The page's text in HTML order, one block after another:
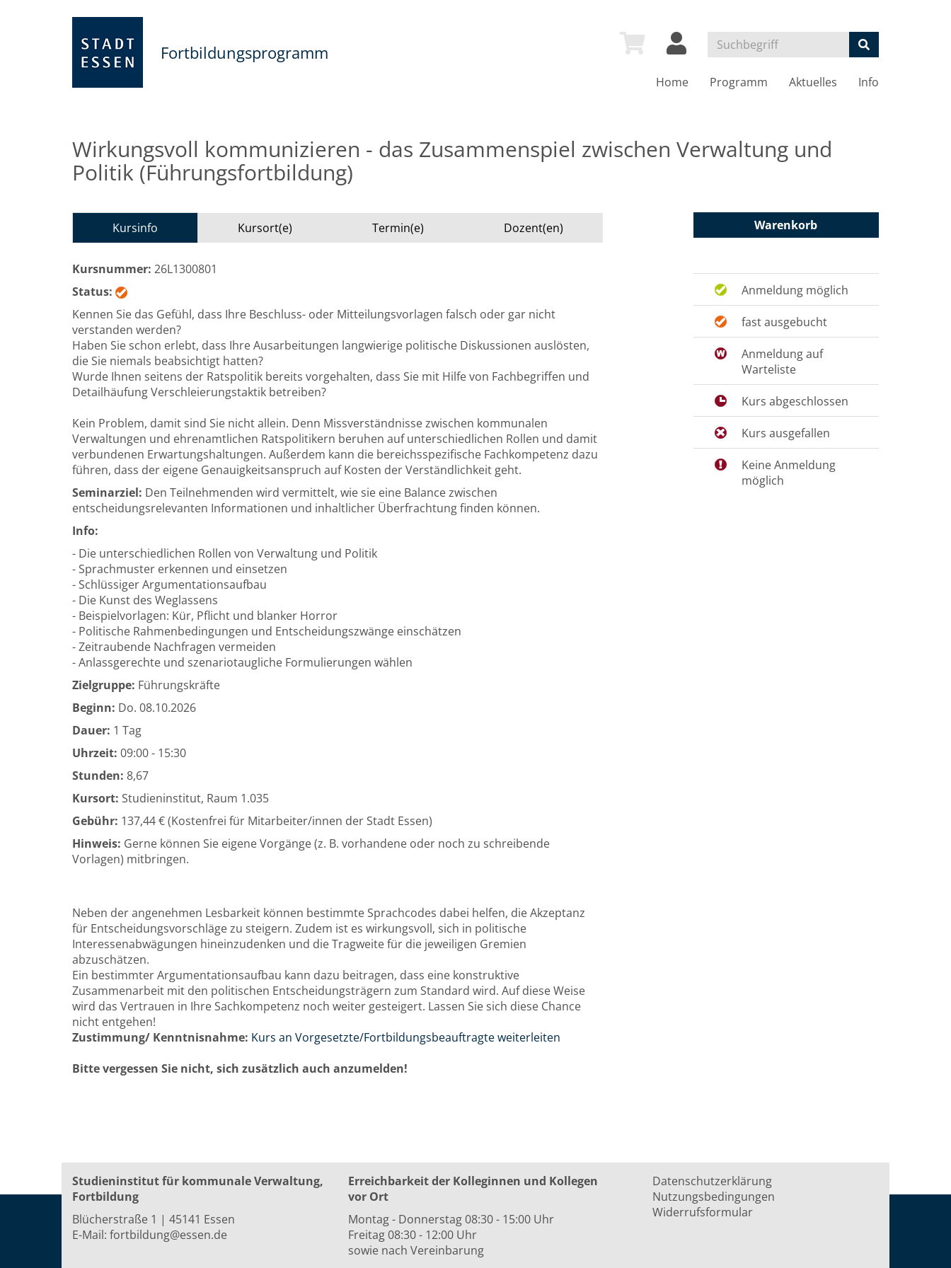
Fortbildungsprogramm
Home Programm Aktuelles Info
Wirkungsvoll kommunizieren - das Zusammenspiel zwischen Verwaltung und
Politik (Führungsfortbildung)
Kursinfo Kursort(e) Termin(e) Dozent(en)
Kursnummer: 26L1300801
Status:
Kennen Sie das Gefühl, dass Ihre Beschluss- oder Mitteilungsvorlagen falsch oder gar nicht
verstanden werden?
Haben Sie schon erlebt, dass Ihre Ausarbeitungen langwierige politische Diskussionen auslösten,
die Sie niemals beabsichtigt hatten?
Wurde Ihnen seitens der Ratspolitik bereits vorgehalten, dass Sie mit Hilfe von Fachbegriffen und
Detailhäufung Verschleierungstaktik betreiben?
Kein Problem, damit sind Sie nicht allein. Denn Missverständnisse zwischen kommunalen
Verwaltungen und ehrenamtlichen Ratspolitikern beruhen auf unterschiedlichen Rollen und damit
verbundenen Erwartungshaltungen. Außerdem kann die bereichsspezifische Fachkompetenz dazu
führen, dass der eigene Genauigkeitsanspruch auf Kosten der Verständlichkeit geht.
Seminarziel: Den Teilnehmenden wird vermittelt, wie sie eine Balance zwischen
entscheidungsrelevanten Informationen und inhaltlicher Überfrachtung finden können.
Info:
- Die unterschiedlichen Rollen von Verwaltung und Politik
- Sprachmuster erkennen und einsetzen
- Schlüssiger Argumentationsaufbau
- Die Kunst des Weglassens
- Beispielvorlagen: Kür, Pflicht und blanker Horror
- Politische Rahmenbedingungen und Entscheidungszwänge einschätzen
- Zeitraubende Nachfragen vermeiden
- Anlassgerechte und szenariotaugliche Formulierungen wählen
Zielgruppe: Führungskräfte
Beginn: Do. 08.10.2026
Dauer: 1 Tag
Uhrzeit: 09:00 - 15:30
Stunden: 8,67
Kursort: Studieninstitut, Raum 1.035
Gebühr: 137,44 € (Kostenfrei für Mitarbeiter/innen der Stadt Essen)
Hinweis: Gerne können Sie eigene Vorgänge (z. B. vorhandene oder noch zu schreibende
Vorlagen) mitbringen.
Neben der angenehmen Lesbarkeit können bestimmte Sprachcodes dabei helfen, die Akzeptanz
für Entscheidungsvorschläge zu steigern. Zudem ist es wirkungsvoll, sich in politische
Interessenabwägungen hineinzudenken und die Tragweite für die jeweiligen Gremien
abzuschätzen.
Ein bestimmter Argumentationsaufbau kann dazu beitragen, dass eine konstruktive
Zusammenarbeit mit den politischen Entscheidungsträgern zum Standard wird. Auf diese Weise
wird das Vertrauen in Ihre Sachkompetenz noch weiter gesteigert. Lassen Sie sich diese Chance
nicht entgehen!
Zustimmung/ Kenntnisnahme: Kurs an Vorgesetzte/Fortbildungsbeauftragte weiterleiten
Bitte vergessen Sie nicht, sich zusätzlich auch anzumelden!
Warenkorb
Anmeldung möglich
fast ausgebucht
Anmeldung auf
Warteliste
Kurs abgeschlossen
Kurs ausgefallen
Keine Anmeldung
möglich
Studieninstitut für kommunale Verwaltung,
Fortbildung
Blücherstraße 1 | 45141 Essen
E-Mail: fortbildung@essen.de
Erreichbarkeit der Kolleginnen und Kollegen
vor Ort
Montag - Donnerstag 08:30 - 15:00 Uhr
Freitag 08:30 - 12:00 Uhr
sowie nach Vereinbarung
Datenschutzerklärung
Nutzungsbedingungen
Widerrufsformular